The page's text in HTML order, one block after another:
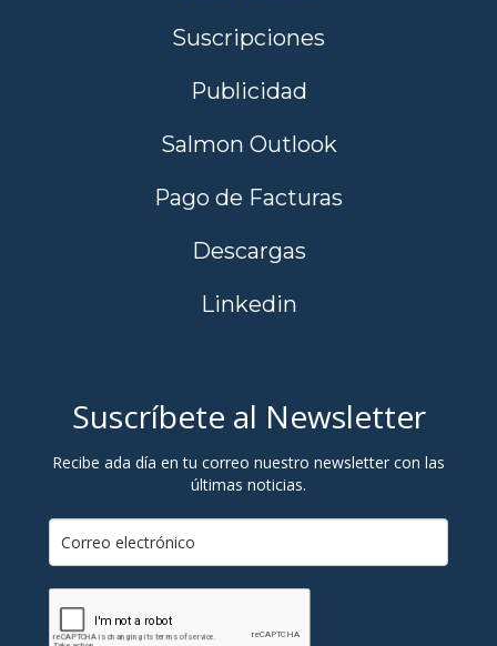
Suscripciones
Publicidad
Salmon Outlook
Pago de Facturas
Descargas
Linkedin
Suscríbete al Newsletter
Recibe ada día en tu correo nuestro newsletter con las
últimas noticias.